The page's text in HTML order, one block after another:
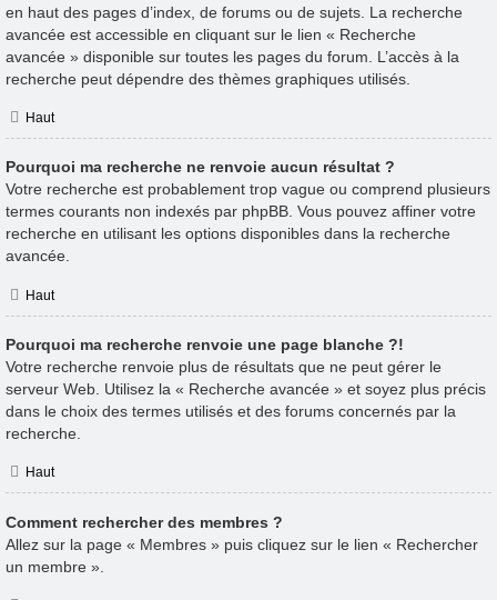
en haut des pages d’index, de forums ou de sujets. La recherche
avancée est accessible en cliquant sur le lien « Recherche
avancée » disponible sur toutes les pages du forum. L’accès à la
recherche peut dépendre des thèmes graphiques utilisés.
Haut
Pourquoi ma recherche ne renvoie aucun résultat ?
Votre recherche est probablement trop vague ou comprend plusieurs
termes courants non indexés par phpBB. Vous pouvez affiner votre
recherche en utilisant les options disponibles dans la recherche
avancée.
Haut
Pourquoi ma recherche renvoie une page blanche ?!
Votre recherche renvoie plus de résultats que ne peut gérer le
serveur Web. Utilisez la « Recherche avancée » et soyez plus précis
dans le choix des termes utilisés et des forums concernés par la
recherche.
Haut
Comment rechercher des membres ?
Allez sur la page « Membres » puis cliquez sur le lien « Rechercher
un membre ».